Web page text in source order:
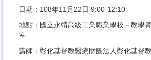
日期：108年11月22日 9:00-12:10
地點：國立永靖高級工業職業學校－教學
室
講師：彰化基督教醫療財團法人彰化基督